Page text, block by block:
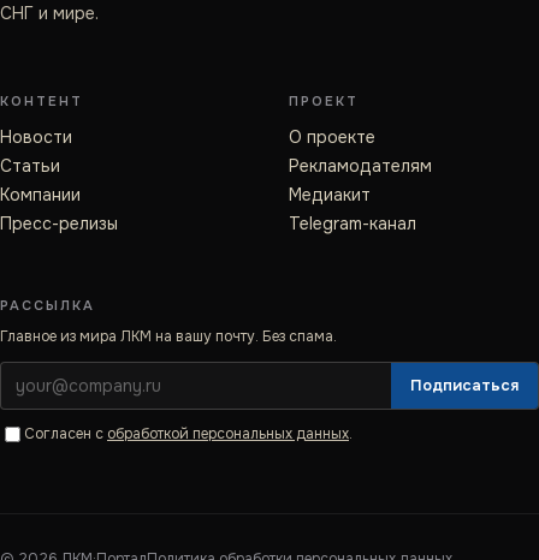
СНГ и мире.
КОНТЕНТ
Новости
Статьи
Компании
Пресс-релизы
ПРОЕКТ
О проекте
Рекламодателям
Медиакит
Telegram-канал
РАССЫЛКА
Главное из мира ЛКМ на вашу почту. Без спама.
Подписаться
Согласен с обработкой персональных данных.